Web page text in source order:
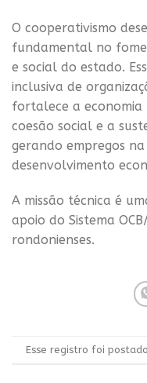
O cooperativismo
fundamental no
e social do estado.
inclusiva de
fortalece a
coesão social e a
gerando empregos
desenvolvimento
A missão técnica é
apoio do Sistema
rondonienses.
Esse registro foi